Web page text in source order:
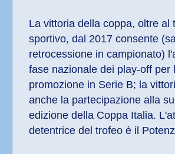
La vittoria della coppa, oltre al
sportivo, dal 2017 consente
retrocessione in campionato)
fase nazionale dei play-off per
promozione in Serie B; la
anche la partecipazione alla
edizione della Coppa Italia.
detentrice del trofeo è il